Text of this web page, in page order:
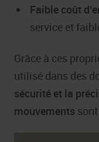
Faible coût
service et
Grâce à ces
utilisé dans des
sécurité et la
mouvements